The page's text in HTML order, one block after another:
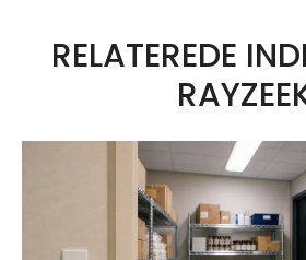
RELATEREDE